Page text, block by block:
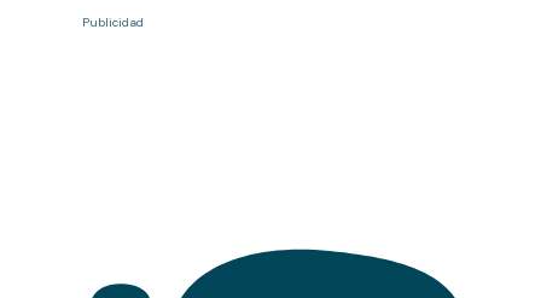
Publicidad